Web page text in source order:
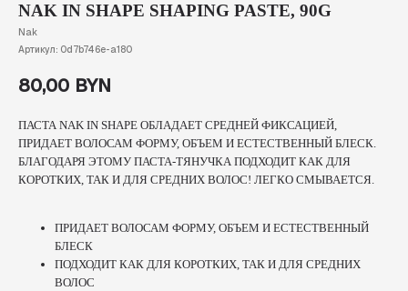
NAK IN SHAPE SHAPING PASTE, 90G
Nak
Артикул: 0d7b746e-a180
80,00 BYN
ПАСТА NAK IN SHAPE ОБЛАДАЕТ СРЕДНЕЙ ФИКСАЦИЕЙ,
ПРИДАЕТ ВОЛОСАМ ФОРМУ, ОБЪЕМ И ЕСТЕСТВЕННЫЙ БЛЕСК.
БЛАГОДАРЯ ЭТОМУ ПАСТА-ТЯНУЧКА ПОДХОДИТ КАК ДЛЯ
КОРОТКИХ, ТАК И ДЛЯ СРЕДНИХ ВОЛОС! ЛЕГКО СМЫВАЕТСЯ.
ПРИДАЕТ ВОЛОСАМ ФОРМУ, ОБЪЕМ И ЕСТЕСТВЕННЫЙ
БЛЕСК
ПОДХОДИТ КАК ДЛЯ КОРОТКИХ, ТАК И ДЛЯ СРЕДНИХ
ВОЛОС